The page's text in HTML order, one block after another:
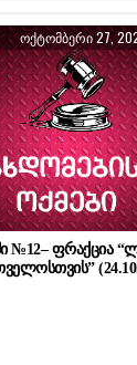
ᲝᲥᲢᲝᲛᲑᲔᲠᲘ 27,
№12– ფრაქცია